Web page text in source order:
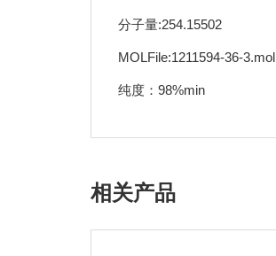
分子量:254.15502
MOLFile:1211594-36-3.mol
纯度：98%min
相关产品